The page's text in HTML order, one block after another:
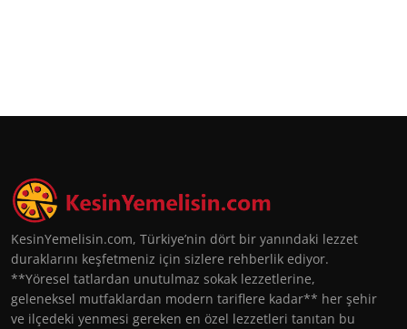
KesinYemelisin.com, Türkiye’nin dört bir yanındaki lezzet
duraklarını keşfetmeniz için sizlere rehberlik ediyor.
**Yöresel tatlardan unutulmaz sokak lezzetlerine,
geleneksel mutfaklardan modern tariflere kadar** her şehir
ve ilçedeki yenmesi gereken en özel lezzetleri tanıtan bu